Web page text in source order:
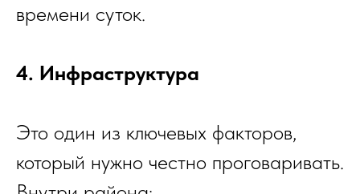
времени суток.
4. Инфраструктура
Это один из ключевых факторов,
который нужно честно проговаривать.